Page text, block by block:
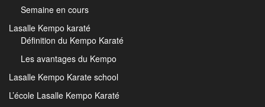
Semaine en cours
Lasalle Kempo karaté
Définition du Kempo Karaté
Les avantages du Kempo
Lasalle Kempo Karate school
L’école Lasalle Kempo Karaté